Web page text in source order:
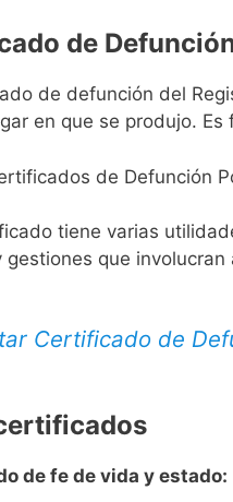
de
de defunción del
en que se produjo.
de Defunción
tiene varias
gestiones que
Certificado de
de fe de vida y estado: